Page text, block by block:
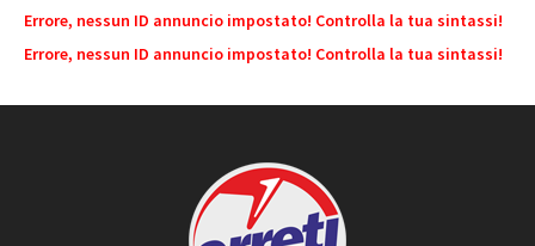
Errore, nessun ID annuncio impostato! Controlla la tua sintassi!
Errore, nessun ID annuncio impostato! Controlla la tua sintassi!